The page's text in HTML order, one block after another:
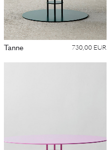
Tanne 730,00 EUR